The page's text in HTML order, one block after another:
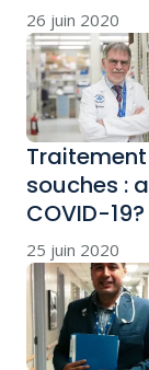
26 juin 2020
souches :
COVID-19?
25 juin 2020